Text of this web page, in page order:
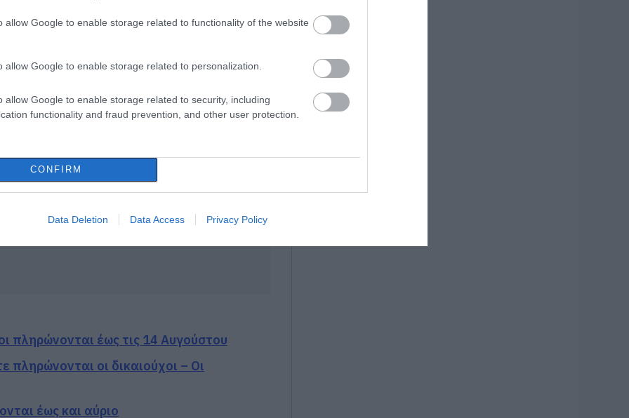
allow Google to enable storage related to functionality of the website
allow Google to enable storage related to personalization.
allow Google to enable storage related to security, including
functionality and fraud prevention, and other user protection.
CONFIRM
Data Deletion Data Access Privacy Policy
πληρώνονται έως τις 14 Αυγούστου
πληρώνονται οι δικαιούχοι – Οι
έως και αύριο